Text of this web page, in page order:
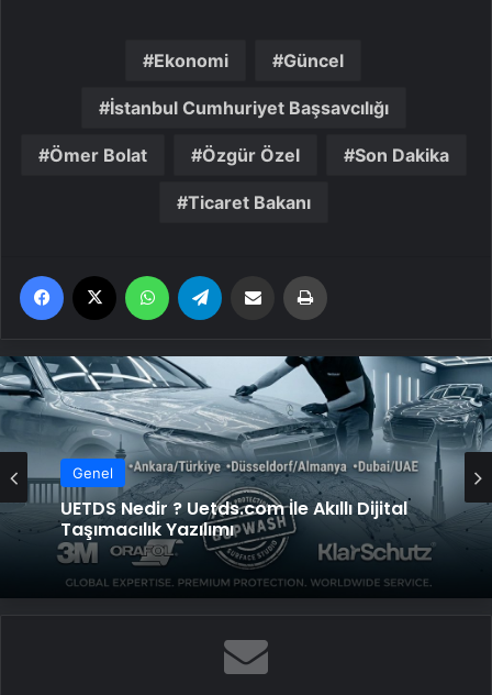
Ekonomi Güncel
İstanbul Cumhuriyet Başsavcılığı
Ömer Bolat Özgür Özel Son Dakika
Ticaret Bakanı
Facebook WhatsApp Email'den paylaş
Genel
UETDS Nedir ? Uetds.com İle Akıllı Dijital
Taşımacılık Yazılımı
Genel
Datahost İle Güvenilir Sunucu Hizmetleri